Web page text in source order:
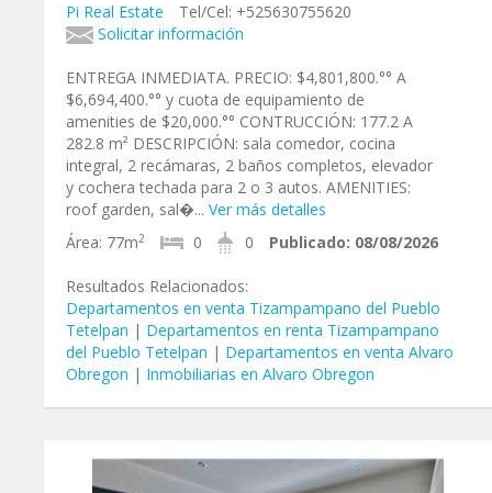
Pi Real Estate
Tel/Cel: +525630755620
Solicitar información
ENTREGA INMEDIATA. PRECIO: $4,801,800.°° A
$6,694,400.°° y cuota de equipamiento de
amenities de $20,000.°° CONTRUCCIÓN: 177.2 A
282.8 m² DESCRIPCIÓN: sala comedor, cocina
integral, 2 recámaras, 2 baños completos, elevador
y cochera techada para 2 o 3 autos. AMENITIES:
roof garden, sal�... Ver más detalles
Área: 77m2 0 0 Publicado: 08/08/2026
Resultados Relacionados:
Departamentos en venta Tizampampano del Pueblo
Tetelpan | Departamentos en renta Tizampampano
del Pueblo Tetelpan | Departamentos en venta Alvaro
Obregon | Inmobiliarias en Alvaro Obregon